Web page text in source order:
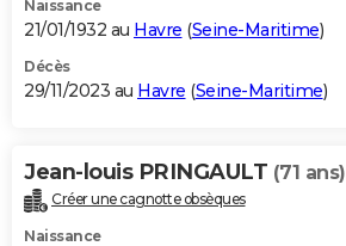
Naissance
21/01/1932 au Havre (Seine-Maritime)
Décès
29/11/2023 au Havre (Seine-Maritime)
Jean-louis PRINGAULT (71 ans)
Créer une cagnotte obsèques
Naissance